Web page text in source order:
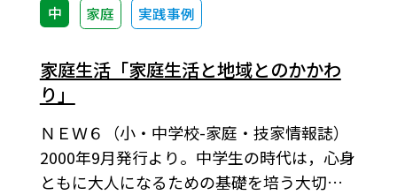
中 家庭 実践事例
家庭生活「家庭生活と地域とのかかわ
り」
ＮＥＷ６（小・中学校-家庭・技家情報誌）
2000年9月発行より。中学生の時代は，心身
ともに大人になるための基礎を培う大切な